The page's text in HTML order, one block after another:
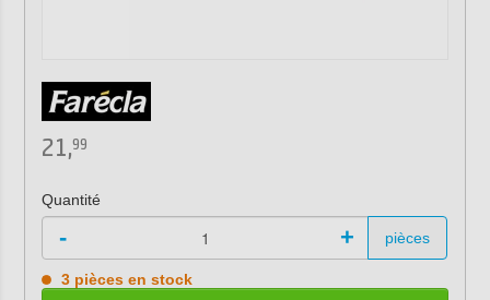
21,99
Quantité
- + pièces
3 pièces en stock